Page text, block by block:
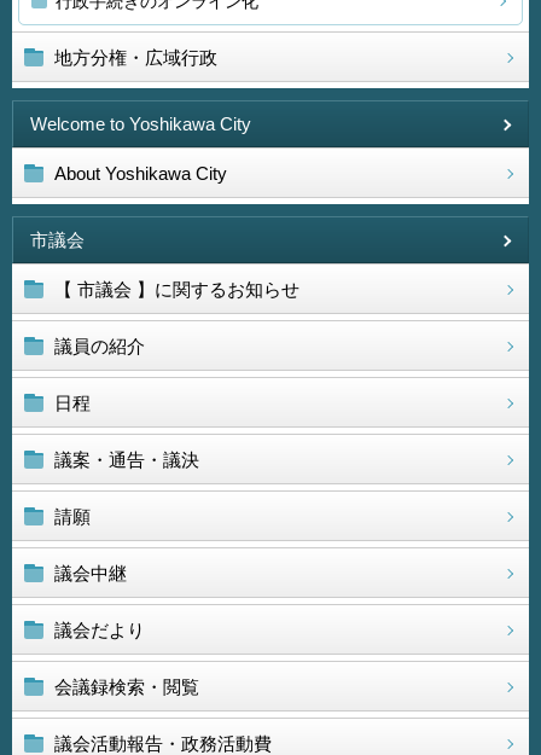
地方分権・広域行政
Welcome to Yoshikawa City
About Yoshikawa City
市議会
【 市議会 】に関するお知らせ
議員の紹介
日程
議案・通告・議決
請願
議会中継
議会だより
会議録検索・閲覧
議会活動報告・政務活動費